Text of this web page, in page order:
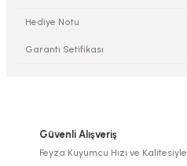
Hediye Notu
Garanti Setifikası
Güvenli Alışveriş
Feyza Kuyumcu Hızı ve Kalitesiyle